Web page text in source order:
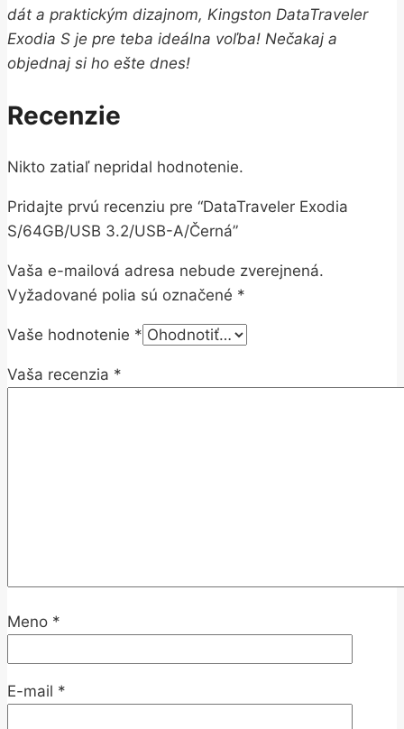
dát a praktickým dizajnom, Kingston DataTraveler
Exodia S je pre teba ideálna voľba! Nečakaj a
objednaj si ho ešte dnes!
Recenzie
Nikto zatiaľ nepridal hodnotenie.
Pridajte prvú recenziu pre “DataTraveler Exodia
S/64GB/USB 3.2/USB-A/Černá”
Vaša e-mailová adresa nebude zverejnená.
Vyžadované polia sú označené *
Vaše hodnotenie *
Vaša recenzia *
Meno *
E-mail *